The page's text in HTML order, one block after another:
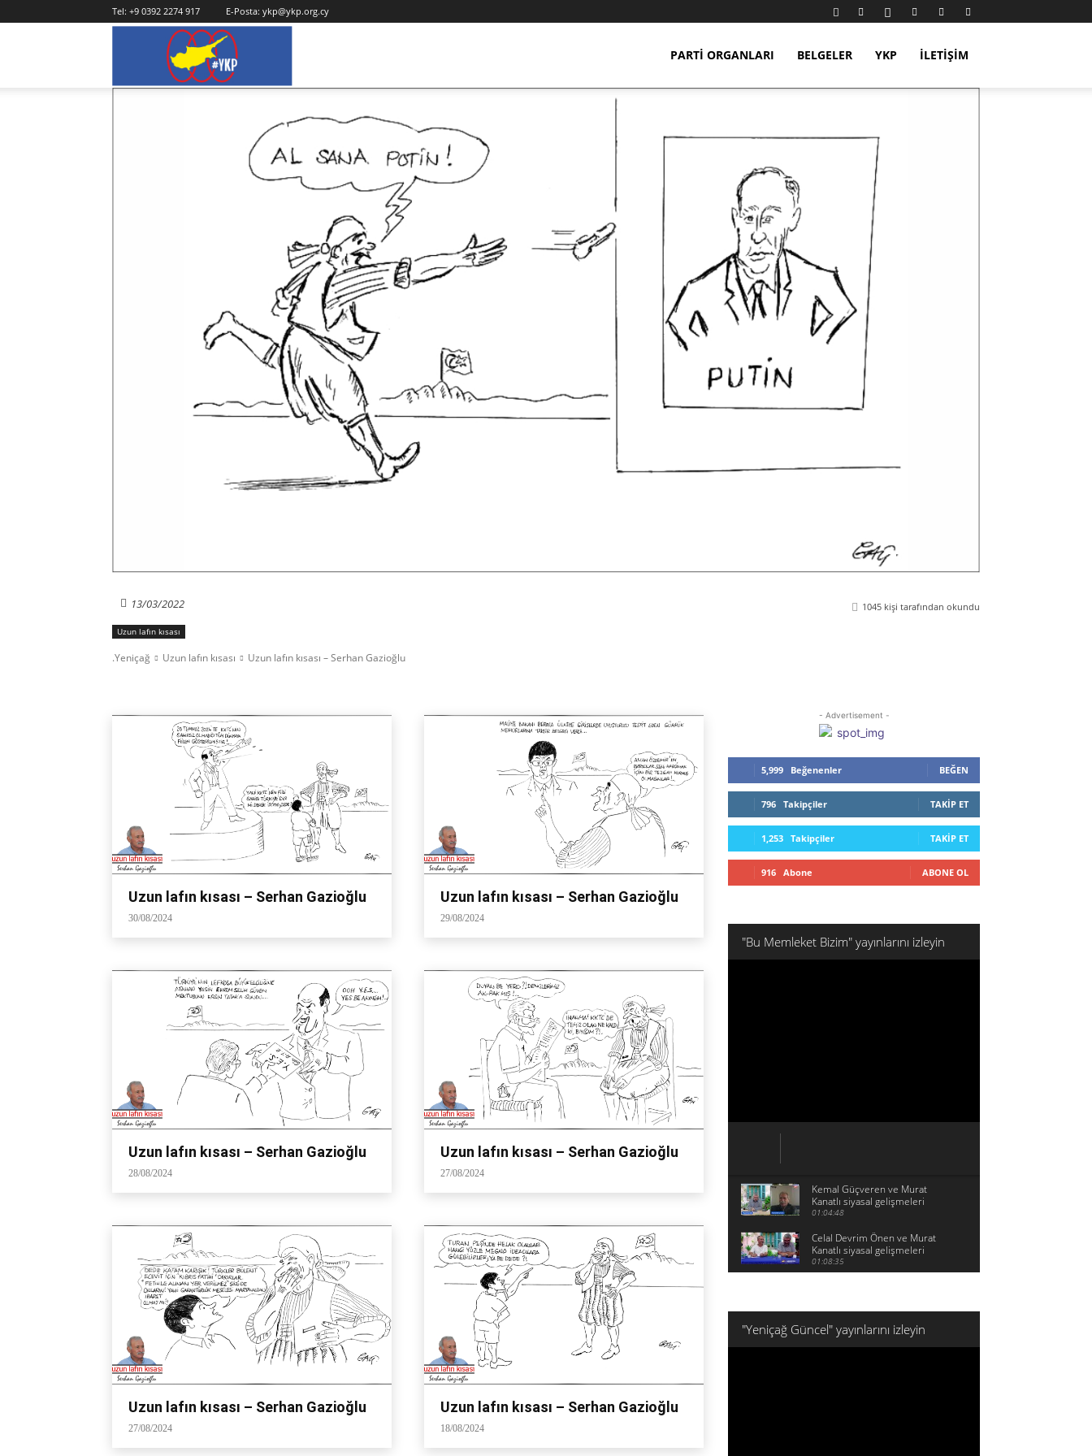
Tel: +9 0392 2274 917 E-Posta: ykp@ykp.org.cy
PARTI ORGANLARI BELGELER YKP İLETIŞIM
13/03/2022
Uzun lafın kısası
Yazdır Email
1045 kişi tarafından okundu
.Yeniçağ Uzun lafın kısası Uzun lafın kısası – Serhan Gazioğlu
Uzun lafın kısası – Serhan Gazioğlu
30/08/2024
Uzun lafın kısası – Serhan Gazioğlu
29/08/2024
Uzun lafın kısası – Serhan Gazioğlu
28/08/2024
Uzun lafın kısası – Serhan Gazioğlu
27/08/2024
Uzun lafın kısası – Serhan Gazioğlu
27/08/2024
Uzun lafın kısası – Serhan Gazioğlu
18/08/2024
- Advertisement -
5,999 Beğenenler BEĞEN
796 Takipçiler TAKIP ET
1,253 Takipçiler TAKIP ET
916 Abone ABONE OL
"Bu Memleket Bizim" yayınlarını izleyin
Kemal Güçveren ve Murat
Kanatlı siyasal gelişmeleri
konuşuyor
01:04:48
Celal Devrim Önen ve Murat
Kanatlı siyasal gelişmeleri
konuşuyor
01:08:35
"Yeniçağ Güncel" yayınlarını izleyin